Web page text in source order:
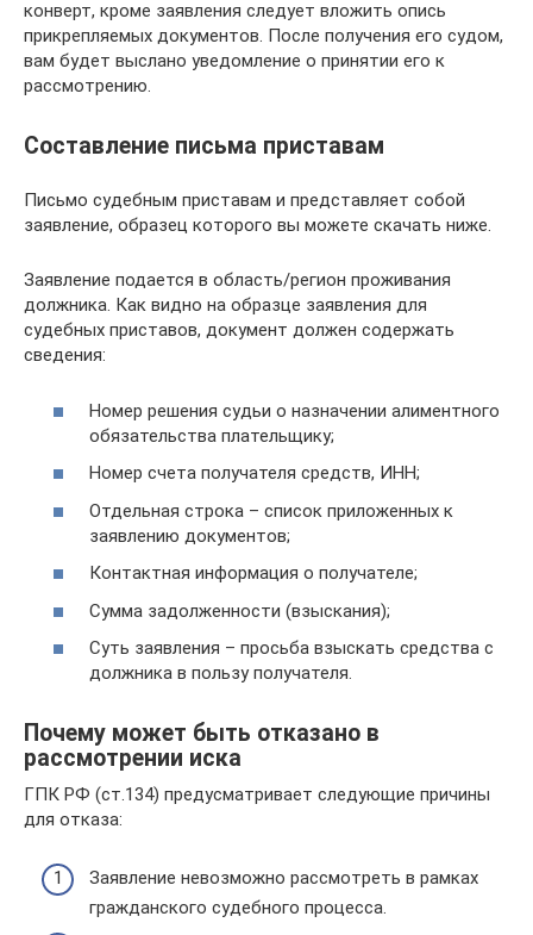
конверт, кроме заявления следует вложить опись
прикрепляемых документов. После получения его судом,
вам будет выслано уведомление о принятии его к
рассмотрению.
Составление письма приставам
Письмо судебным приставам и представляет собой
заявление, образец которого вы можете скачать ниже.
Заявление подается в область/регион проживания
должника. Как видно на образце заявления для
судебных приставов, документ должен содержать
сведения:
Номер решения судьи о назначении алиментного
обязательства плательщику;
Номер счета получателя средств, ИНН;
Отдельная строка – список приложенных к
заявлению документов;
Контактная информация о получателе;
Сумма задолженности (взыскания);
Суть заявления – просьба взыскать средства с
должника в пользу получателя.
Почему может быть отказано в
рассмотрении иска
ГПК РФ (ст.134) предусматривает следующие причины
для отказа:
Заявление невозможно рассмотреть в рамках
гражданского судебного процесса.